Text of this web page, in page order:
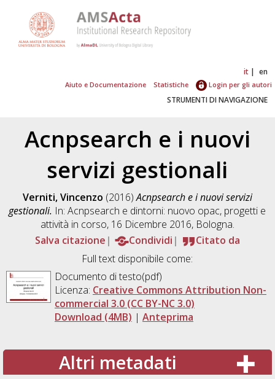
it en
Aiuto e Documentazione Statistiche Login per gli autori
STRUMENTI DI NAVIGAZIONE
Acnpsearch e i nuovi
servizi gestionali
Verniti, Vincenzo (2016)Acnpsearch e i nuovi servizi
gestionali. In: Acnpsearch e dintorni: nuovo opac, progetti e
attività in corso, 16 Dicembre 2016, Bologna.
Salva citazione
Condividi
Citato da
Full text disponibile come:
Documento di testo(pdf)
Licenza: Creative Commons Attribution Non-
commercial 3.0 (CC BY-NC 3.0)
Download (4MB) | Anteprima
Altri metadati